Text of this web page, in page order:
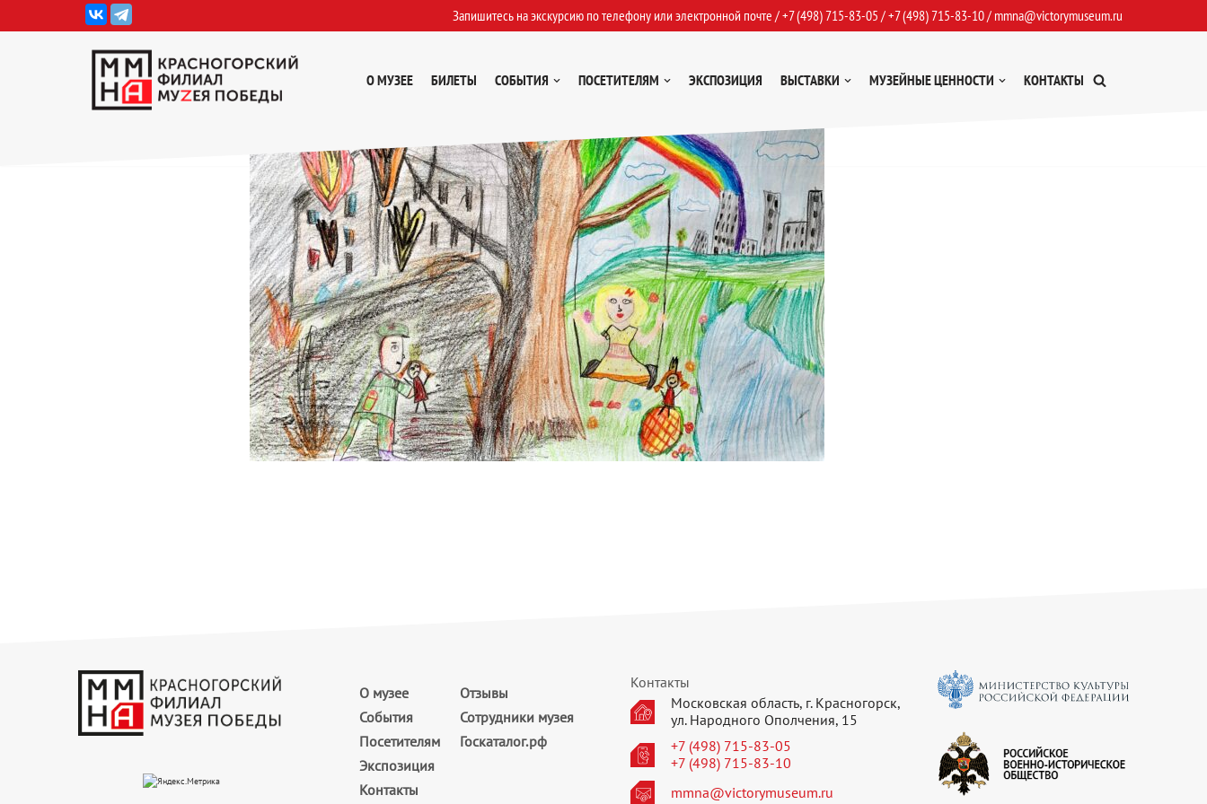
Запишитесь на экскурсию по телефону или электронной почте /+7 (498) 715-83-05 /+7 (498) 715-83-10/ mmna@victorymuseum.ru
О МУЗЕЕ БИЛЕТЫ СОБЫТИЯ ПОСЕТИТЕЛЯМ ЭКСПОЗИЦИЯ ВЫСТАВКИ МУЗЕЙНЫЕ ЦЕННОСТИ КОНТАКТЫ
О музее
События
Посетителям
Экспозиция
Контакты
Отзывы
Сотрудники музея
Госкаталог.рф
Контакты
Московская область, г. Красногорск,
ул. Народного Ополчения, 15
+7 (498) 715-83-05
+7 (498) 715-83-10
mmna@victorymuseum.ru